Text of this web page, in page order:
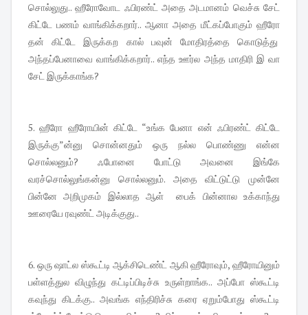
சொல்லுது.. ஹீரோவோட ஃபிரண்ட் அதை அடமானம் வெச்சு சேட்
கிட்டே பணம் வாங்கிக்கறார்.. ஆனா அதை மீட்கப்போகும் ஹீரோ
தன் கிட்டே இருக்கற கால் பவுன் மோதிரத்தை கொடுத்து
அந்தப்பேனாவை வாங்கிக்கறார்.. எந்த ஊர்ல அந்த மாதிரி இ வா
சேட் இருக்காங்க?
5. ஹீரோ ஹீரோயின் கிட்டே “உங்க பேனா என் ஃபிரண்ட் கிட்டே
இருக்கு”ன்னு சொன்னதும் ஒரு நல்ல பொண்ணு என்ன
சொல்லனும்? ஃபோனை போட்டு அவனை இங்கே
வரச்சொல்லுங்கன்னு சொல்லனும். அதை விட்டுட்டு முன்னே
பின்னே அறிமுகம் இல்லாத ஆள் பைக் பின்னால உக்காந்து
ஊரையே ரவுண்ட் அடிக்குது..
6. ஒரு ஷாட்ல ஸ்கூட்டி ஆக்சிடெண்ட் ஆகி ஹீரோவும், ஹீரோயினும்
பள்ளத்துல விழுந்து கட்டிப்பிடிச்சு உருள்றாங்க.. அப்போ ஸ்கூட்டி
கவுந்து கிடக்கு.. அவங்க எந்திரிச்சு கரை ஏறும்போது ஸ்கூட்டி